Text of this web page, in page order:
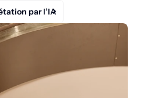
par l’IA